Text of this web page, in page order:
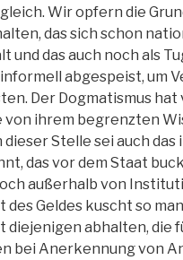
Wir opfern die
das sich schon
und das auch noch als
abgespeist, um
Der Dogmatismus
von ihrem begrenzten
dieser Stelle sei auch
das vor dem Staat
außerhalb von
des Geldes kuscht so
diejenigen abhalten, die
bei Anerkennung von